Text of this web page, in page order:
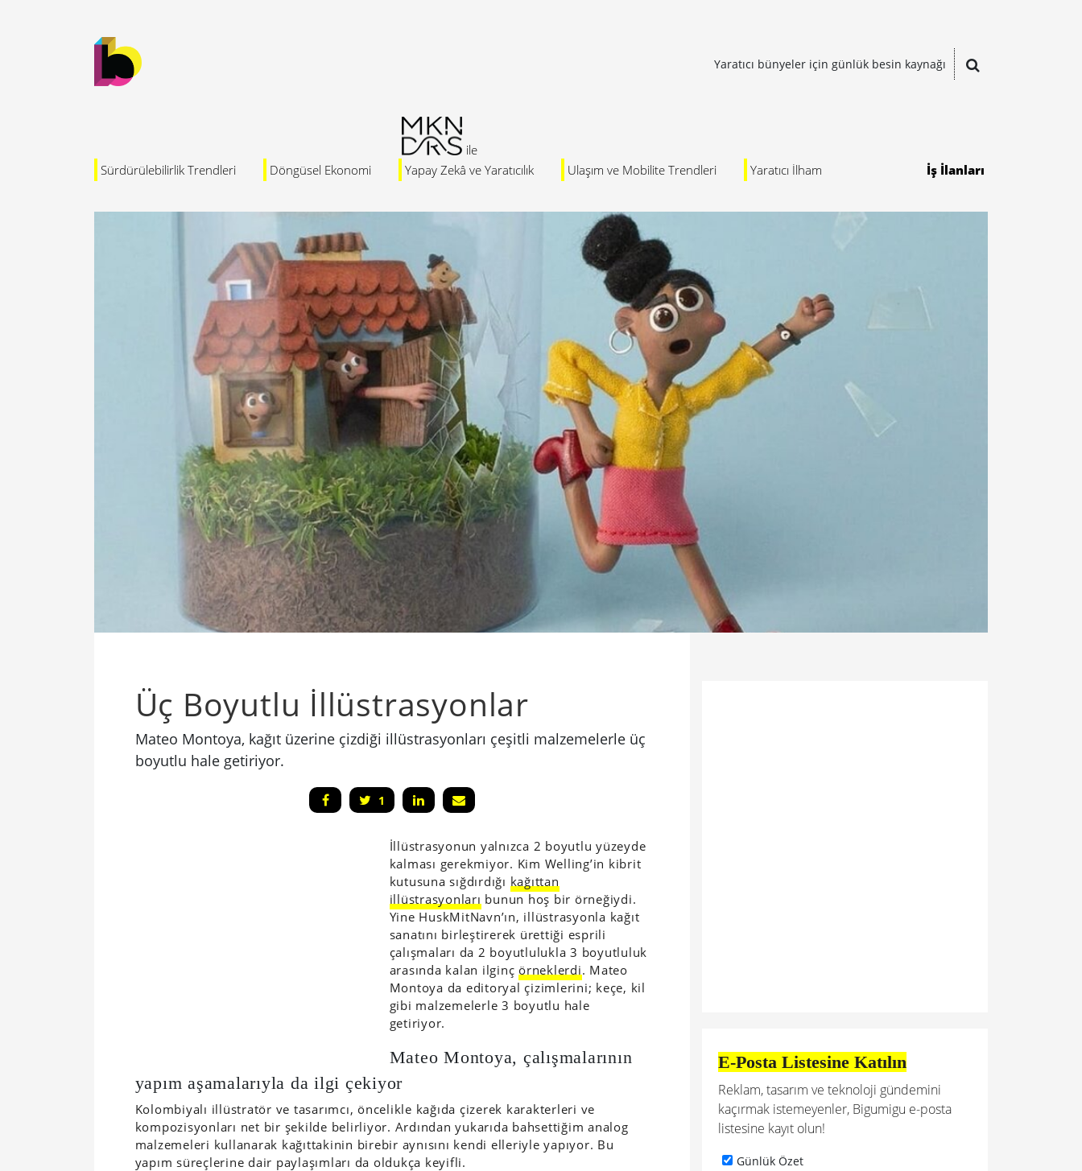
Yaratıcı bünyeler için günlük besin kaynağı
Sürdürülebilirlik Trendleri Döngüsel Ekonomi Yapay Zekâ ve Yaratıcılık Ulaşım ve Mobilite Trendleri Yaratıcı İlham İş İlanları
Üç Boyutlu İllüstrasyonlar
Mateo Montoya, kağıt üzerine çizdiği illüstrasyonları çeşitli malzemelerle üç
boyutlu hale getiriyor.
1
İllüstrasyonun yalnızca 2 boyutlu yüzeyde
kalması gerekmiyor. Kim Welling’in kibrit
kutusuna sığdırdığı kağıttan
illüstrasyonları bunun hoş bir örneğiydi.
Yine HuskMitNavn’ın, illüstrasyonla kağıt
sanatını birleştirerek ürettiği esprili
çalışmaları da 2 boyutlulukla 3 boyutluluk
arasında kalan ilginçörneklerdi. Mateo
Montoya da editoryal çizimlerini; keçe, kil
gibi malzemelerle 3 boyutlu hale
getiriyor.
Mateo Montoya, çalışmalarının
yapım aşamalarıyla da ilgi çekiyor
Kolombiyalı illüstratör ve tasarımcı, öncelikle kağıda çizerek karakterleri ve
kompozisyonları net bir şekilde belirliyor. Ardından yukarıda bahsettiğim analog
malzemeleri kullanarak kağıttakinin birebir aynısını kendi elleriyle yapıyor. Bu
yapım süreçlerine dair paylaşımları da oldukça keyifli.
E-Posta Listesine Katılın
Reklam, tasarım ve teknoloji gündemini
kaçırmak istemeyenler, Bigumigu e-posta
listesine kayıt olun!
Günlük Özet